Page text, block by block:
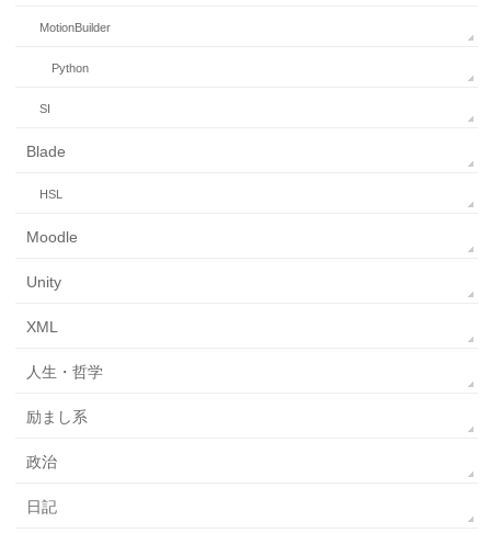
MotionBuilder
Python
SI
Blade
HSL
Moodle
Unity
XML
人生・哲学
励まし系
政治
日記